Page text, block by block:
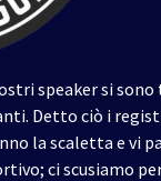
speaker si
Detto ciò i
la scaletta e vi
ci scusiamo